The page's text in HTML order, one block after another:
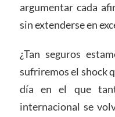
argumentar cada
sin extenderse en
¿Tan seguros
sufriremos el shock
día en el que
internacional se